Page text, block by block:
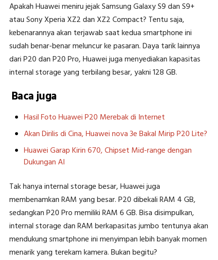
Apakah Huawei meniru jejak Samsung Galaxy S9 dan S9+
atau Sony Xperia XZ2 dan XZ2 Compact? Tentu saja,
kebenarannya akan terjawab saat kedua smartphone ini
sudah benar-benar meluncur ke pasaran. Daya tarik lainnya
dari P20 dan P20 Pro, Huawei juga menyediakan kapasitas
internal storage yang terbilang besar, yakni 128 GB.
Baca juga
Hasil Foto Huawei P20 Merebak di Internet
Akan Dirilis di Cina, Huawei nova 3e Bakal Mirip P20 Lite?
Huawei Garap Kirin 670, Chipset Mid-range dengan
Dukungan AI
Tak hanya internal storage besar, Huawei juga
membenamkan RAM yang besar. P20 dibekali RAM 4 GB,
sedangkan P20 Pro memiliki RAM 6 GB. Bisa disimpulkan,
internal storage dan RAM berkapasitas jumbo tentunya akan
mendukung smartphone ini menyimpan lebih banyak momen
menarik yang terekam kamera. Bukan begitu?